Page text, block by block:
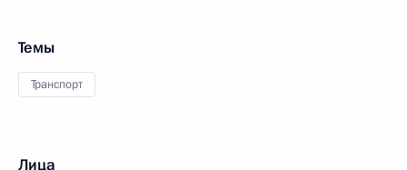
Темы
Транспорт
Лица